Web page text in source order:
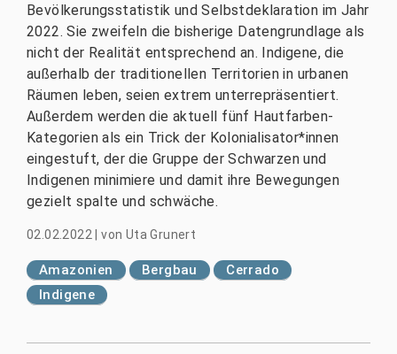
Bevölkerungsstatistik und Selbstdeklaration im Jahr
2022. Sie zweifeln die bisherige Datengrundlage als
nicht der Realität entsprechend an. Indigene, die
außerhalb der traditionellen Territorien in urbanen
Räumen leben, seien extrem unterrepräsentiert.
Außerdem werden die aktuell fünf Hautfarben-
Kategorien als ein Trick der Kolonialisator*innen
eingestuft, der die Gruppe der Schwarzen und
Indigenen minimiere und damit ihre Bewegungen
gezielt spalte und schwäche.
02.02.2022 |von Uta Grunert
Amazonien Bergbau
Cerrado
Indigene